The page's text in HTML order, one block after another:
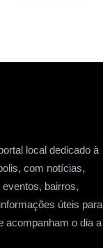
local dedicado à
com notícias,
bairros,
úteis para
acompanham o dia a